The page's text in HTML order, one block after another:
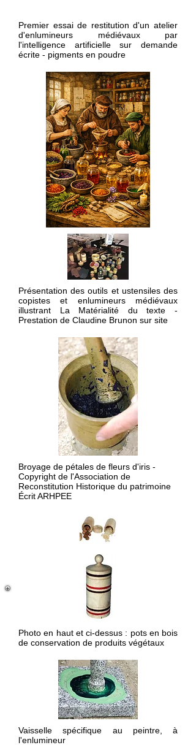
Premier essai de restitution d'un atelier
d'enlumineurs médiévaux par
l'intelligence artificielle sur demande
écrite - pigments en poudre
Présentation des outils et ustensiles des
copistes et enlumineurs médiévaux
illustrant La Matérialité du texte -
Prestation de Claudine Brunon sur site
Broyage de pétales de fleurs d'iris -
Copyright de l'Association de
Reconstitution Historique du patrimoine
Écrit ARHPEE
Photo en haut et ci-dessus : pots en bois
de conservation de produits végétaux
Vaisselle spécifique au peintre, à
l'enlumineur